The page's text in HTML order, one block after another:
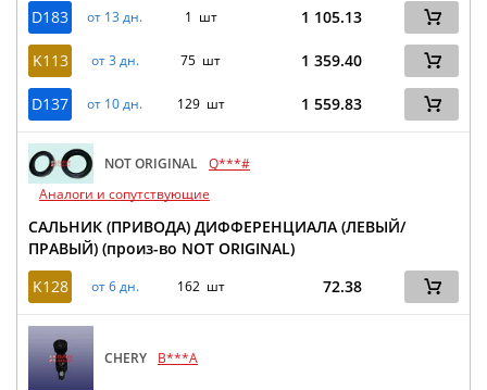
D183 от 13 дн. 1 шт 1 105.13
K113 от 3 дн. 75 шт 1 359.40
D137 от 10 дн. 129 шт 1 559.83
NOT ORIGINAL Q***#
Аналоги и сопутствующие
САЛЬНИК (ПРИВОДА) ДИФФЕРЕНЦИАЛА (ЛЕВЫЙ/
ПРАВЫЙ) (произ-во NOT ORIGINAL)
K128
от 6 дн. 162 шт 72.38
CHERY B***A